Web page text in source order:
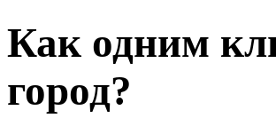
Как одним
город?